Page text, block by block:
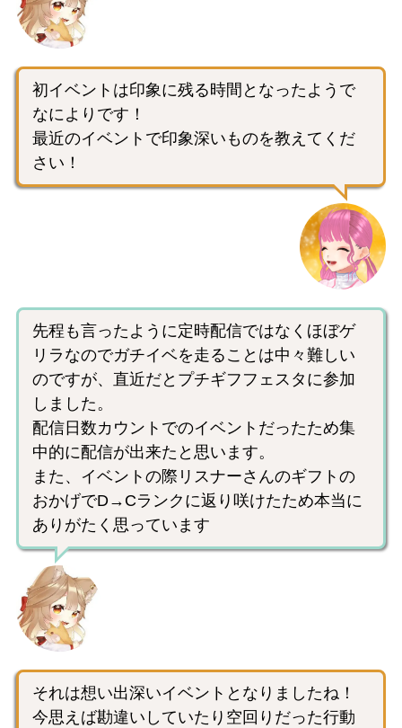
初イベントは印象に残る時間となったようで
なによりです！
最近のイベントで印象深いものを教えてくだ
さい！
先程も言ったように定時配信ではなくほぼゲ
リラなのでガチイベを走ることは中々難しい
のですが、直近だとプチギフフェスタに参加
しました。
配信日数カウントでのイベントだったため集
中的に配信が出来たと思います。
また、イベントの際リスナーさんのギフトの
おかげでD→Cランクに返り咲けたため本当に
ありがたく思っています
それは想い出深いイベントとなりましたね！
今思えば勘違いしていたり空回りだった行動